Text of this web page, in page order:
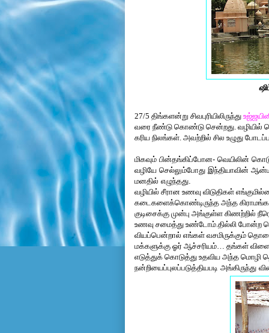
27/5 திங்களன்று சிவபுரியிலிருந்து
வரை நீண்டு கொண்டு சென்றது. வழியில்
கரிய நிலங்கள். அவற்றில் சில உழுது
மிகவும் பின்தங்கிப்போன- வெயிலின்
வழியே செல்லும்போது இந்தியாவின்
மனதில் எழுந்தது.
வழியில் சீரான உணவு விடுதிகள்
கடைகளைக்கொண்டிருந்த அந்த
குடிசைக்கு முன்பு அங்குள்ள கிணற்றில்
உணவு சமைத்து உண்டோம்.தில்லி போன்ற
வியப்பென்றால் எங்கள் வசமிருக்கும்
மக்களுக்கு ஓர் ஆச்சரியம்… தங்கள்
எடுத்துக் கொடுத்து உதவிய அந்த மொழி
நன்றியைப்புலப்படுத்தியபடி அங்கிருந்து